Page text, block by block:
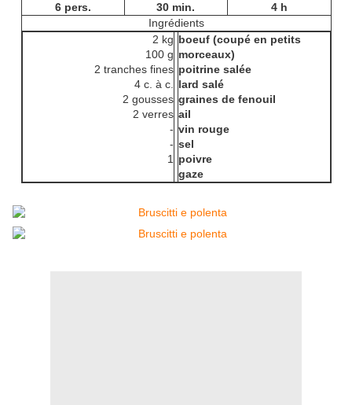
6 pers. 30 min.
4 h
Ingrédients
2 kg
100 g
2 tranches fines
4 c. à c.
2 gousses
2 verres
-
-
1
boeuf (coupé en petits
morceaux)
poitrine salée
lard salé
graines de fenouil
ail
vin rouge
sel
poivre
gaze